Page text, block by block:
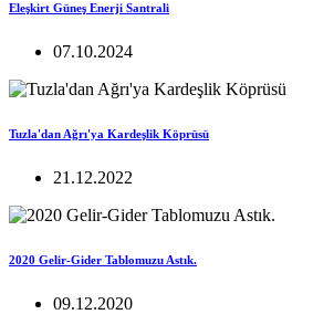
Eleşkirt Güneş Enerji Santrali
07.10.2024
Tuzla'dan Ağrı'ya Kardeşlik Köprüsü
21.12.2022
2020 Gelir-Gider Tablomuzu Astık.
09.12.2020